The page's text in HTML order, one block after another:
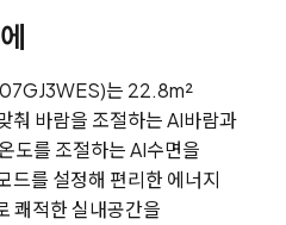
는 22.8m²
춰 바람을 조절하는 AI바람과
도를 조절하는 AI수면을
드를 설정해 편리한 에너지
쾌적한 실내공간을